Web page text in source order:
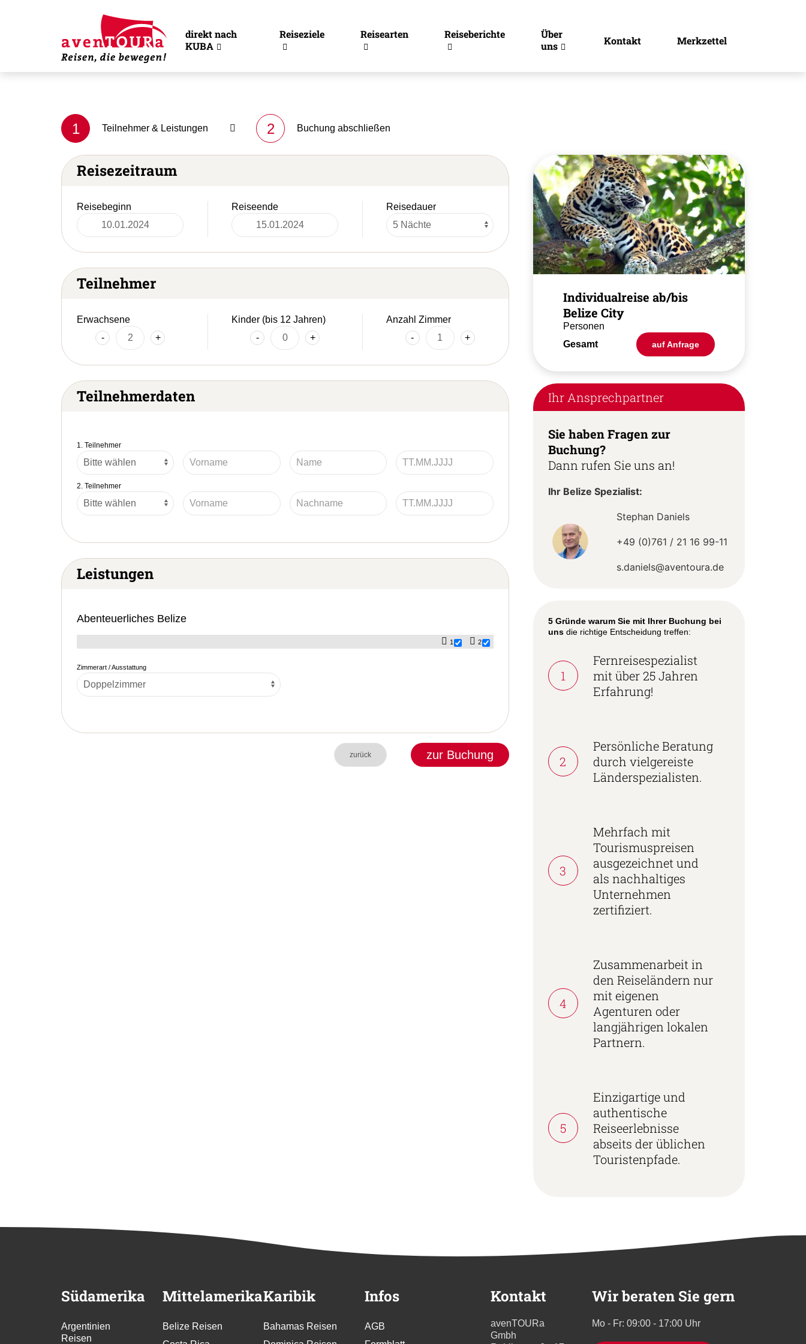
direkt nach
KUBA
Reiseziele Reisearten Reiseberichte
Über
uns
Kontakt Merkzettel
1 Teilnehmer & Leistungen 2 Buchung abschließen
Reisezeitraum
Reisebeginn Reiseende Reisedauer
Teilnehmer
Erwachsene
-
+
Kinder (bis 12 Jahren)
-
+
Anzahl Zimmer
-
+
Teilnehmerdaten
1. Teilnehmer
2. Teilnehmer
Leistungen
Abenteuerliches Belize
1 2
Zimmerart / Ausstattung
zurück zur Buchung
Individualreise ab/bis
Belize City
Personen
Gesamt
auf Anfrage
Ihr Ansprechpartner
Sie haben Fragen zur
Buchung?
Dann rufen Sie uns an!
Ihr Belize Spezialist:
Stephan Daniels
+49 (0)761 / 21 16 99-11
s.daniels@aventoura.de
5 Gründe warum Sie mit Ihrer Buchung bei
unsdie richtige Entscheidung treffen:
1
Fernreisespezialist
mit über 25 Jahren
Erfahrung!
2
Persönliche Beratung
durch vielgereiste
Länderspezialisten.
3
Mehrfach mit
Tourismuspreisen
ausgezeichnet und
als nachhaltiges
Unternehmen
zertifiziert.
4
Zusammenarbeit in
den Reiseländern nur
mit eigenen
Agenturen oder
langjährigen lokalen
Partnern.
5
Einzigartige und
authentische
Reiseerlebnisse
abseits der üblichen
Touristenpfade.
Südamerika
Argentinien
Reisen
Mittelamerika
Belize Reisen
Karibik
Bahamas Reisen
Infos
AGB
Kontakt
avenTOURa
Gmbh
Wir beraten Sie gern
Mo - Fr: 09:00 - 17:00 Uhr